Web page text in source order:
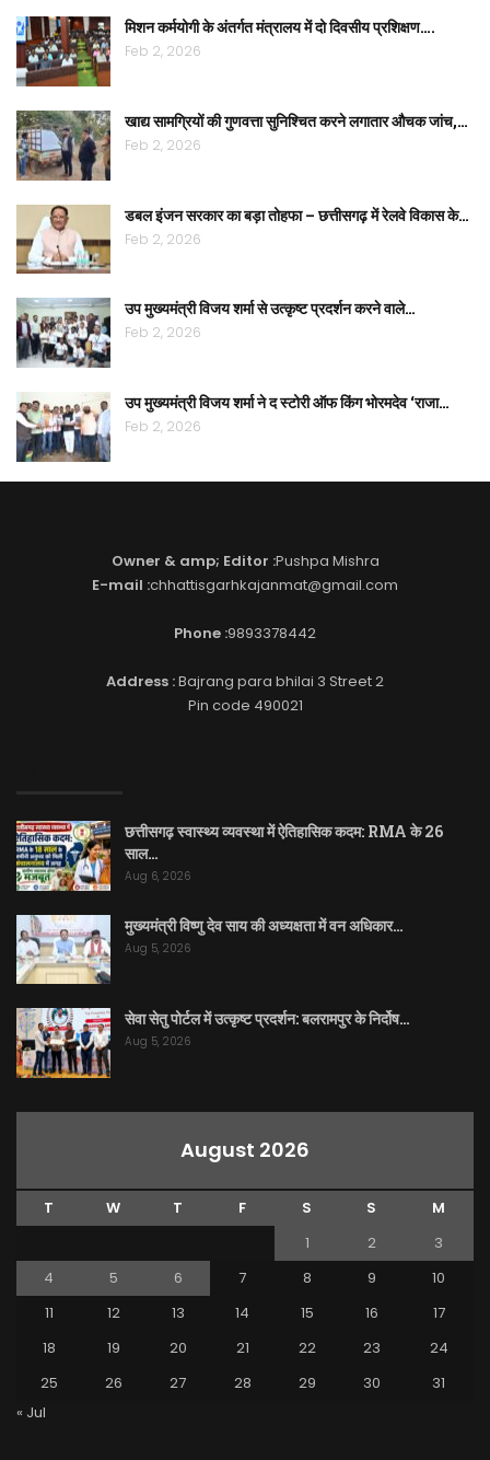
मिशन कर्मयोगी के अंतर्गत मंत्रालय में दो दिवसीय प्रशिक्षण….
Feb 2, 2026
खाद्य सामग्रियों की गुणवत्ता सुनिश्चित करने लगातार औचक जांच,…
Feb 2, 2026
डबल इंजन सरकार का बड़ा तोहफा – छत्तीसगढ़ में रेलवे विकास के…
Feb 2, 2026
उप मुख्यमंत्री विजय शर्मा से उत्कृष्ट प्रदर्शन करने वाले…
Feb 2, 2026
उप मुख्यमंत्री विजय शर्मा ने द स्टोरी ऑफ किंग भोरमदेव ‘राजा…
Feb 2, 2026
Owner & amp; Editor :Pushpa Mishra
E-mail :chhattisgarhkajanmat@gmail.com
Phone :9893378442
Address :Bajrang para bhilai 3 Street 2
Pin code 490021
छत्तीसगढ़ स्वास्थ्य व्यवस्था में ऐतिहासिक कदम: RMA के 26
साल…
Aug 6, 2026
मुख्यमंत्री विष्णु देव साय की अध्यक्षता में वन अधिकार…
Aug 5, 2026
सेवा सेतु पोर्टल में उत्कृष्ट प्रदर्शन: बलरामपुर के निर्दोष…
Aug 5, 2026
August 2026
T W T F S S
M
1
2
3
4
5 6 7 8 9
10
11
12 13 14 15 16
17
18
19 20 21 22 23
24
25
26 27 28 29 30
31
« Jul